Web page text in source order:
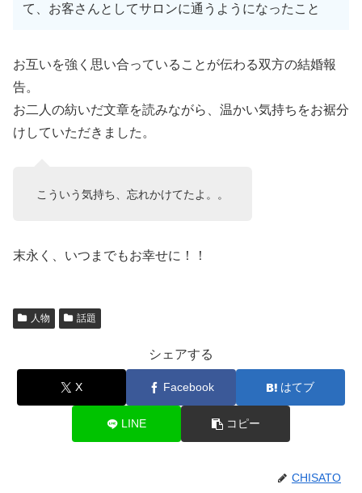
て、お客さんとしてサロンに通うようになったこと
お互いを強く思い合っていることが伝わる双方の結婚報
告。
お二人の紡いだ文章を読みながら、温かい気持ちをお裾分
けしていただきました。
こういう気持ち、忘れかけてたよ。。
末永く、いつまでもお幸せに！！
人物 話題
シェアする
X Facebook はてブ
LINE コピー
CHISATO